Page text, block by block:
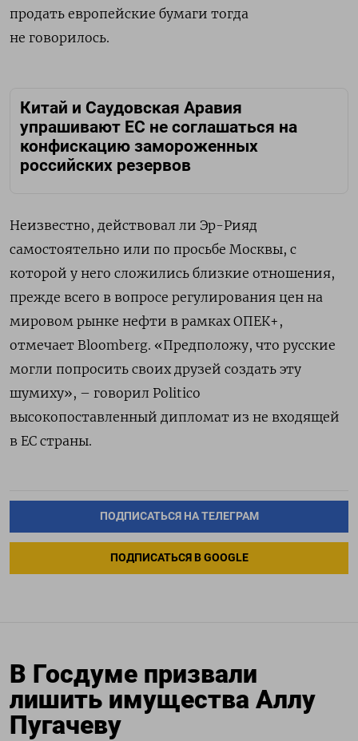
продать европейские бумаги тогда
не говорилось.
Китай и Саудовская Аравия
упрашивают ЕС не соглашаться на
конфискацию замороженных
российских резервов
Неизвестно, действовал ли Эр-Рияд
самостоятельно или по просьбе Москвы, с
которой у него сложились близкие отношения,
прежде всего в вопросе регулирования цен на
мировом рынке нефти в рамках ОПЕК+,
отмечает Bloomberg. «Предположу, что русские
могли попросить своих друзей создать эту
шумиху», – говорил Politico
высокопоставленный дипломат из не входящей
в ЕС страны.
ПОДПИСАТЬСЯ НА ТЕЛЕГРАМ
ПОДПИСАТЬСЯ В GOOGLE
В Госдуме призвали
лишить имущества Аллу
Пугачеву